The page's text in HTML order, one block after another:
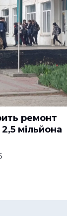
ремонт
мільйона